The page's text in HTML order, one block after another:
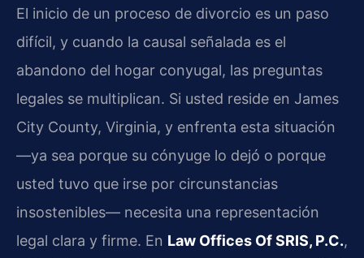
El inicio de un proceso de divorcio es un paso
difícil, y cuando la causal señalada es el
abandono del hogar conyugal, las preguntas
legales se multiplican. Si usted reside en James
City County, Virginia, y enfrenta esta situación
—ya sea porque su cónyuge lo dejó o porque
usted tuvo que irse por circunstancias
insostenibles— necesita una representación
legal clara y firme. En Law Offices Of SRIS, P.C.,